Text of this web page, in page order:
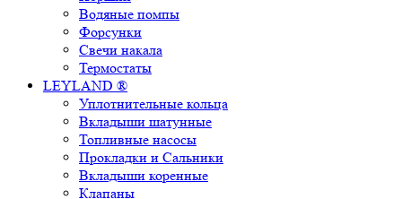
Водяные помпы
Форсунки
Свечи накала
Термостаты
LEYLAND ®
Уплотнительные кольца
Вкладыши шатунные
Топливные насосы
Прокладки и Сальники
Вкладыши коренные
Клапаны